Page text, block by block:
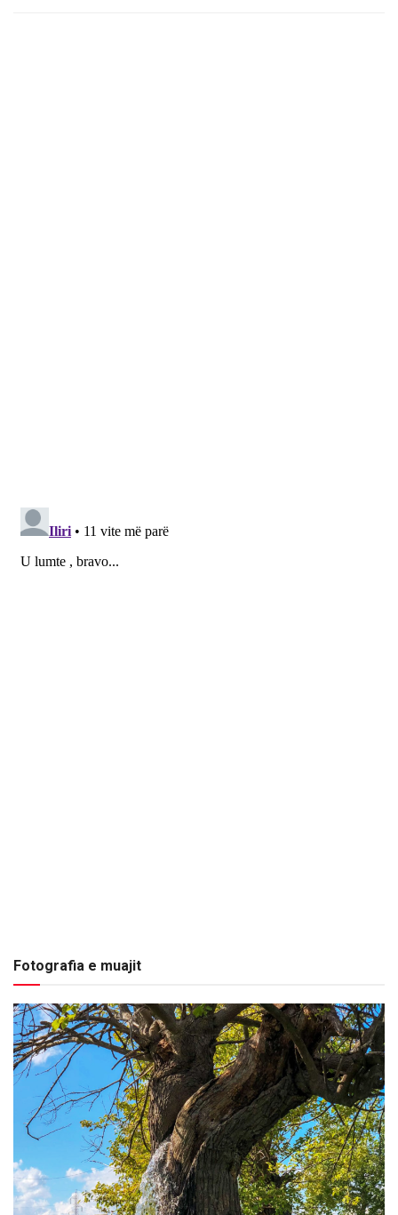
Fotografia e muajit